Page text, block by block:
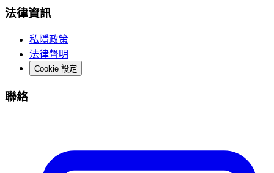
法律資訊
私隱政策
法律聲明
Cookie 設定
聯絡